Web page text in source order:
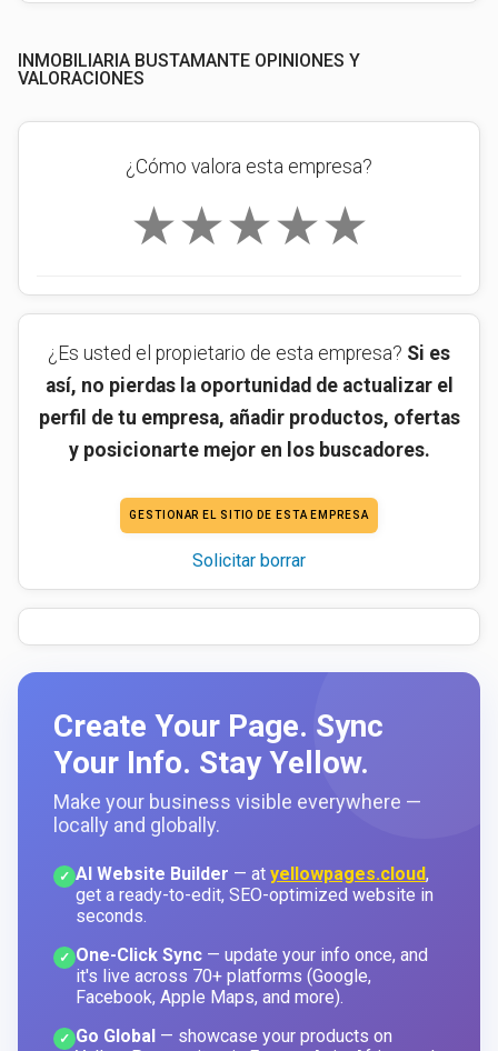
INMOBILIARIA BUSTAMANTE OPINIONES Y
VALORACIONES
¿Cómo valora esta empresa?
★
★
★
★
★
¿Es usted el propietario de esta empresa? Si es
así, no pierdas la oportunidad de actualizar el
perfil de tu empresa, añadir productos, ofertas
y posicionarte mejor en los buscadores.
GESTIONAR EL SITIO DE ESTA EMPRESA
Solicitar borrar
Create Your Page. Sync
Your Info. Stay Yellow.
Make your business visible everywhere —
locally and globally.
✓ AI Website Builder — at yellowpages.cloud,
get a ready-to-edit, SEO-optimized website in
seconds.
✓ One-Click Sync — update your info once, and
it's live across 70+ platforms (Google,
Facebook, Apple Maps, and more).
✓ Go Global — showcase your products on